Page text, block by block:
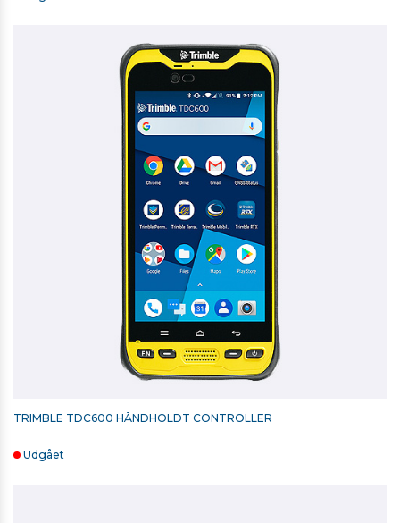
TRIMBLE TDC600 HÅNDHOLDT CONTROLLER
Udgået